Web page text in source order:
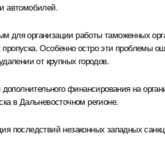
автомобилей.
для организации работы таможенных
Особенно остро эти проблемы
от крупных городов.
финансирования на
в Дальневосточном регионе.
последствий незаконных западных